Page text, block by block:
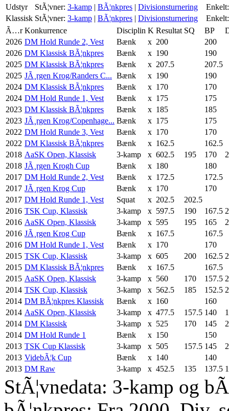
Udstyr
StÃ¦vner: 3-kamp | BÃ¦nkpres | Divisionsturnering
Enkelt:
Klassisk StÃ¦vner: 3-kamp | BÃ¦nkpres | Divisionsturnering
Enkelt:
Ã…r Konkurrence Disciplin K Resultat SQ BP
2026 DM Hold Runde 2, Vest Bænk x 200
200
2026 DM Klassisk BÃ¦nkpres Bænk x 190
190
2025 DM Klassisk BÃ¦nkpres Bænk x 207.5
207.5
2025 JÃ¸rgen Krog/Randers C... Bænk x 190
190
2024 DM Klassisk BÃ¦nkpres Bænk x 170
170
2024 DM Hold Runde 1, Vest Bænk x 175
175
2023 DM Klassisk BÃ¦nkpres Bænk x 185
185
2023 JÃ¸rgen Krog/Copenhage... Bænk x 175
175
2022 DM Hold Runde 3, Vest Bænk x 170
170
2022 DM Klassisk BÃ¦nkpres Bænk x 162.5
162.5
2018 AaSK Open, Klassisk 3-kamp x 602.5 195 170
2018 JÃ¸rgen Krogh Cup Bænk x 180
180
2017 DM Hold Runde 2, Vest Bænk x 172.5
172.5
2017 JÃ¸rgen Krog Cup Bænk x 170
170
2017 DM Hold Runde 1, Vest Squat x 202.5
202.5
2016 TSK Cup, Klassisk 3-kamp x 597.5 190 167.5
2016 AaSK Open, Klassisk 3-kamp x 595 195 165
2016 JÃ¸rgen Krog Cup Bænk x 167.5
167.5
2016 DM Hold Runde 1, Vest Bænk x 170
170
2015 TSK Cup, Klassisk 3-kamp x 605 200 162.5
2015 DM Klassisk BÃ¦nkpres Bænk x 167.5
167.5
2015 AaSK Open, Klassisk 3-kamp x 560 170 157.5
2014 TSK Cup, Klassisk 3-kamp x 562.5 185 152.5
2014 DM BÃ¦nkpres Klassisk Bænk x 160
160
2014 AaSK Open, Klassisk 3-kamp x 477.5 157.5 140
2014 DM Klassisk 3-kamp x 525 170 145
2014 DM Hold Runde 1 Bænk x 150
150
2013 TSK Cup Klassisk 3-kamp x 505 157.5 145
2013 VidebÃ¦k Cup Bænk x 140
140
2013 DM Raw 3-kamp x 452.5 135 137.5
StÃ¦vnedata: 3-kamp og